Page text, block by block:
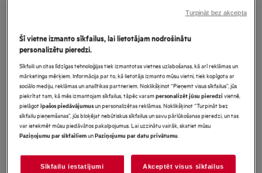
AirDry Tehnoloģija Trauku
mazgājamā mašīna pilnizmēra
(60cm)
Ražojuma informācijas lapa
Priekšrocības
6000. sērija: jaudīga tīrīšana
“SatelliteClean®”: dziļa attīrīšana visiem traukiem
Šī vietne izmanto sīkfailus, lai lietotājam nodrošinātu
personalizētu pieredzi.
Sīkfaili un citas līdzīgas tehnoloģijas tiek izmantotas vietnes uzlabošanas, kā arī reklāmas un
mārketinga mērķiem. Informācija par to, kā lietotājs izmanto mūsu vietni, tiek kopīgota ar
sociālo mediju, reklāmas un analītikas partneriem. Noklikšķinot “Pieņemt visus sīkfailus”, jūs
piekrītat tam, kā mēs izmantojam sīkfailus, tāpēc varampersonalizēt jūsu pieredzivietnē,
pielāgotīpašos piedāvājumusun personalizētas reklāmas. Noklikšķinot “Turpināt bez
sīkfailu pieņemšanas”, jūs bloķējat nebūtiskus sīkfailus un savu pārlūkošanas pieredzi, un tas
var ietekmēt mūsu piedāvātos pakalpojumus. Lai uzzinātu vairāk, skatiet mūsu
Paziņojumu par sīkfailiemunPaziņojumu par datu privātumu.
Sīkfailu iestatījumi Akceptēt visus sīkfailus
Turpināt bez akcepta